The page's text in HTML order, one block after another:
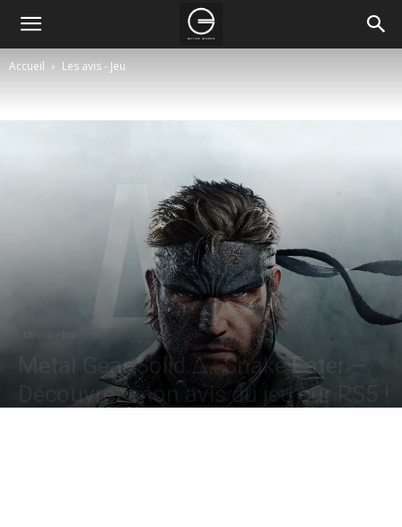
Accueil Les avis - Jeu
Metal Gear Solid Δ : Snake Eater –
Découvrez mon avis du jeu sur PS5 !